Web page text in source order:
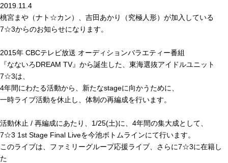
2019.11.4
桃宮まや（ナト☆カン）、吉田あかり（究極人形）が加入している
7☆3からのお知らせになります。
2015年 CBCテレビ放送 オーディションバラエティー番組
『なないろDREAM TV』から誕生した、東海選抜アイドルユニット
7☆3は、
4年間にわたる活動から、新たなstageに向かうために、
一時ライブ活動を休止し、体制の再編成を行います。
活動休止 / 再編成にあたり、1/25(土)に、4年間の集大成として、
7☆3 1st Stage Final Liveを今池ボトムラインにて行います。
このライブは、ファミリーグループ応援ライブ、さらに7☆3に在籍し
た